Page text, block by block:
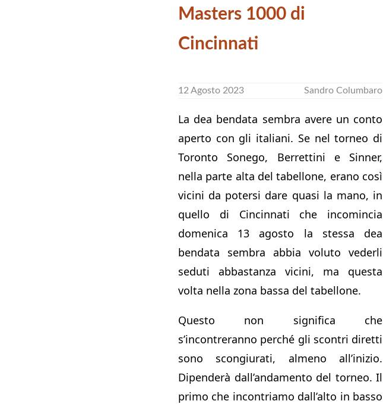
Masters 1000 di
Cincinnati
12 Agosto 2023 Sandro Columbaro
La dea bendata sembra avere un conto
aperto con gli italiani. Se nel torneo di
Toronto Sonego, Berrettini e Sinner,
nella parte alta del tabellone, erano così
vicini da potersi dare quasi la mano, in
quello di Cincinnati che incomincia
domenica 13 agosto la stessa dea
bendata sembra abbia voluto vederli
seduti abbastanza vicini, ma questa
volta nella zona bassa del tabellone.
Questo non significa che
s’incontreranno perché gli scontri diretti
sono scongiurati, almeno all’inizio.
Dipenderà dall’andamento del torneo. Il
primo che incontriamo dall’alto in basso